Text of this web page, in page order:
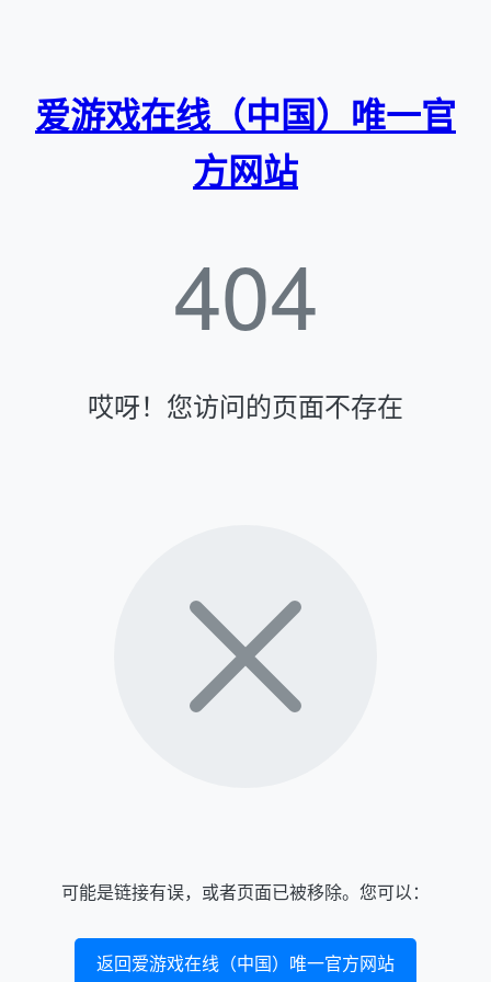
爱游戏在线（中国）唯一官
方网站
404
哎呀！您访问的页面不存在
可能是链接有误，或者页面已被移除。您可以：
返回爱游戏在线（中国）唯一官方网站